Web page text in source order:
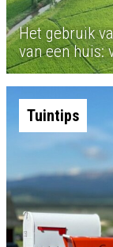
Het gebruik
van een huis:
Tuintips